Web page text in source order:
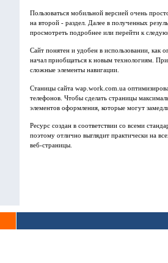
Пользоваться мобильной версией очень
на второй - раздел. Далее в полученных
просмотреть подробнее или перейти к
Сайт понятен и удобен в использовании, как
начал приобщаться к новым технологиям.
сложные элементы навигации.
Станицы сайта wap.work.com.ua
телефонов. Чтобы сделать страницы
элементов оформления, которые могут
Ресурс создан в соответствии со всеми
поэтому отлично выглядит практически на
веб-страницы.